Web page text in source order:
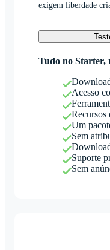
exigem liberdade
Tudo no Starter,
Acesso
Um
Sem
Suporte
Sem